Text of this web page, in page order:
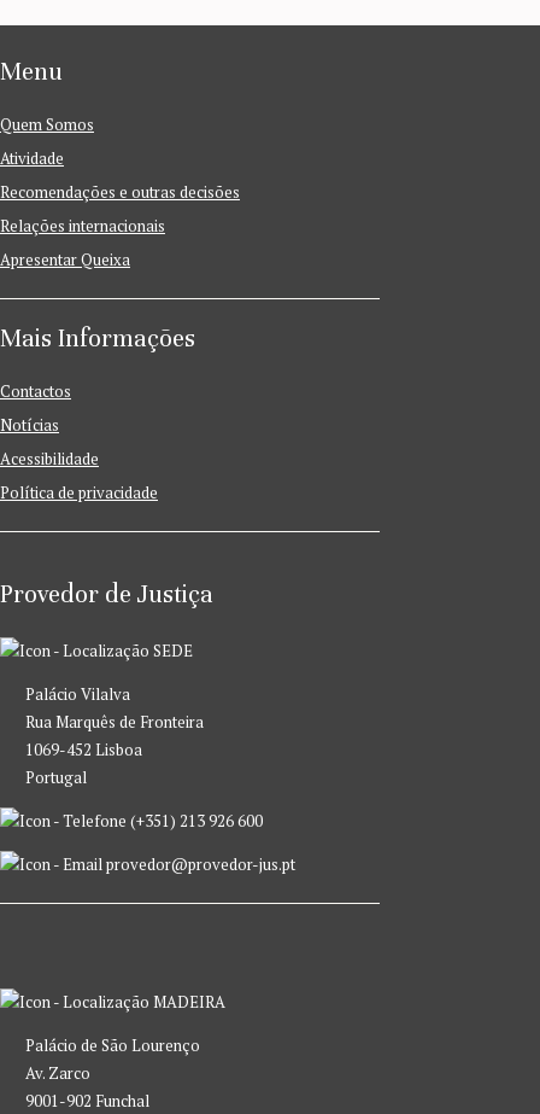
Menu
Quem Somos
Atividade
Recomendações e outras decisões
Relações internacionais
Apresentar Queixa
Mais Informações
Contactos
Notícias
Acessibilidade
Política de privacidade
Provedor de Justiça
SEDE
Palácio Vilalva
Rua Marquês de Fronteira
1069-452 Lisboa
Portugal
(+351) 213 926 600
provedor@provedor-jus.pt
MADEIRA
Palácio de São Lourenço
Av. Zarco
9001-902 Funchal